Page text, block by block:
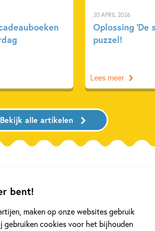
bent!
maken op onze websites gebruik
gebruiken cookies voor het bijhouden
20 APRIL 2026
Oplossing ‘De
puzzel!
Lees meer
Bekijk alle artikelen
auteur